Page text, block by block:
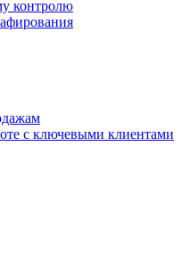
контролю
с ключевыми клиентами